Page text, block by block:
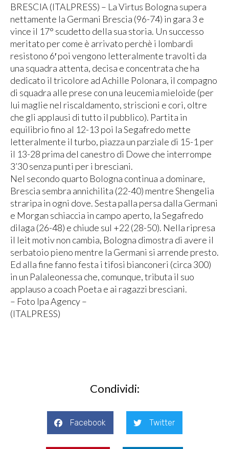
BRESCIA (ITALPRESS) – La Virtus Bologna supera
nettamente la Germani Brescia (96-74) in gara 3 e
vince il 17° scudetto della sua storia. Un successo
meritato per come è arrivato perchè i lombardi
resistono 6′ poi vengono letteralmente travolti da
una squadra attenta, decisa e concentrata che ha
dedicato il tricolore ad Achille Polonara, il compagno
di squadra alle prese con una leucemia mieloide (per
lui maglie nel riscaldamento, striscioni e cori, oltre
che gli applausi di tutto il pubblico). Partita in
equilibrio fino al 12-13 poi la Segafredo mette
letteralmente il turbo, piazza un parziale di 15-1 per
il 13-28 prima del canestro di Dowe che interrompe
3’30 senza punti per i bresciani.
Nel secondo quarto Bologna continua a dominare,
Brescia sembra annichilita (22-40) mentre Shengelia
straripa in ogni dove. Sesta palla persa dalla Germani
e Morgan schiaccia in campo aperto, la Segafredo
dilaga (26-48) e chiude sul +22 (28-50). Nella ripresa
il leit motiv non cambia, Bologna dimostra di avere il
serbatoio pieno mentre la Germani si arrende presto.
Ed alla fine fanno festa i tifosi bianconeri (circa 300)
in un Palaleonessa che, comunque, tributa il suo
applauso a coach Poeta e ai ragazzi bresciani.
– Foto Ipa Agency –
(ITALPRESS)
Condividi:
Facebook Twitter